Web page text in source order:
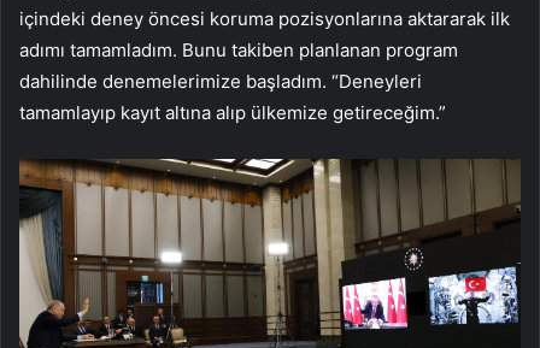
içindeki deney öncesi koruma pozisyonlarına aktararak ilk
adımı tamamladım. Bunu takiben planlanan program
dahilinde denemelerimize başladım. “Deneyleri
tamamlayıp kayıt altına alıp ülkemize getireceğim.”